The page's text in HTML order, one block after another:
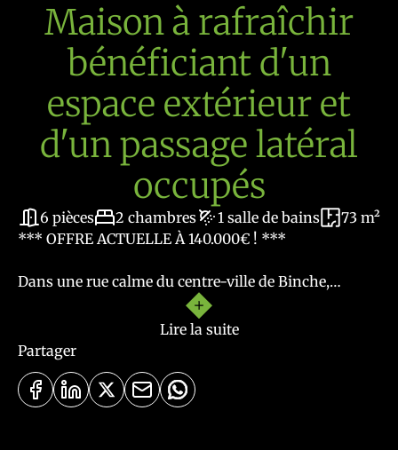
Maison à rafraîchir
bénéficiant d'un
espace extérieur et
d'un passage latéral
occupés
6 pièces 2 chambres 1 salle de bains
73 m²
*** OFFRE ACTUELLE À 140.000€ ! ***
Dans une rue calme du centre-ville de Binche,
découvrez cette maison à rafraîchir bénéficiant
actuellement d'un passage latéral et d'un espace
jardin occupés à titre précaire.
vue directe sur les remparts de la ville.
La maison se compose comme suit :
Lire la suite
Partager